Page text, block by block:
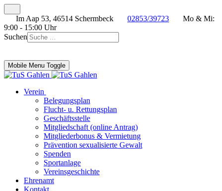
Im Aap 53, 46514 Schermbeck 02853/39723
Mo & Mi:
9:00 - 15:00 Uhr
Suchen
Mobile Menu Toggle
Verein
Belegungsplan
Flucht- u. Rettungsplan
Geschäftsstelle
Mitgliedschaft (online Antrag)
Mitgliederbonus & Vermietung
Prävention sexualisierte Gewalt
Spenden
Sportanlage
Vereinsgeschichte
Ehrenamt
Kontakt